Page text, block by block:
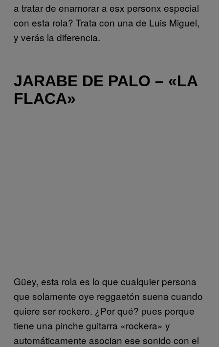
a tratar de enamorar a esx personx especial
con esta rola? Trata con una de Luis Miguel,
y verás la diferencia.
JARABE DE PALO – «LA
FLACA»
Güey, esta rola es lo que cualquier persona
que solamente oye reggaetón suena cuando
quiere ser rockero. ¿Por qué? pues porque
tiene una pinche guitarra «rockera» y
automáticamente asocian ese sonido con el